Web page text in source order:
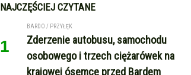
NAJCZĘŚCIEJ CZYTANE
1
BARDO / PRZYŁĘK
Zderzenie autobusu, samochodu
osobowego i trzech ciężarówek na
krajowej ósemce przed Bardem